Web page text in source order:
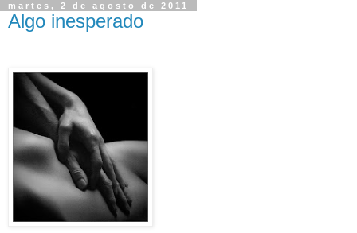
martes, 2 de agosto de 2011
Algo inesperado